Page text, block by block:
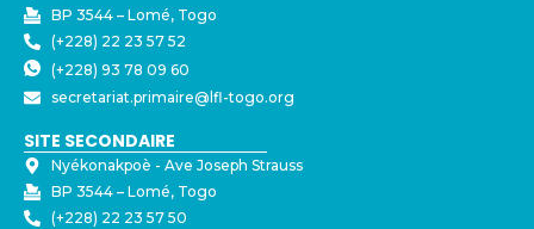
BP 3544 – Lomé, Togo
(+228) 22 23 57 52
(+228) 93 78 09 60
secretariat.primaire@lfl-togo.org
SITE SECONDAIRE
Nyékonakpoè - ⁠Ave Joseph Strauss
BP 3544 – Lomé, Togo
(+228) 22 23 57 50